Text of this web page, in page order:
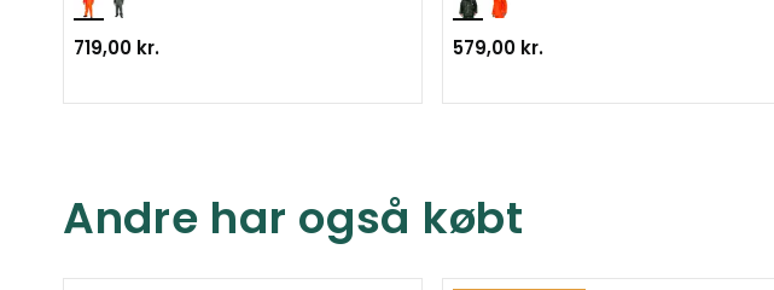
719,00 kr. 579,00 kr.
Andre har også købt